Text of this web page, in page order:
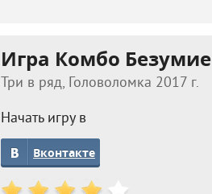
Игра Комбо Безумие
Три в ряд, Головоломка 2017 г.
Начать игру в
Вконтакте